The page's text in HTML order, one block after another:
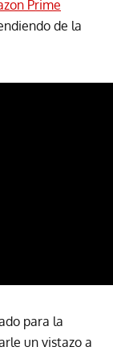
Prime
de la
para la
un vistazo a